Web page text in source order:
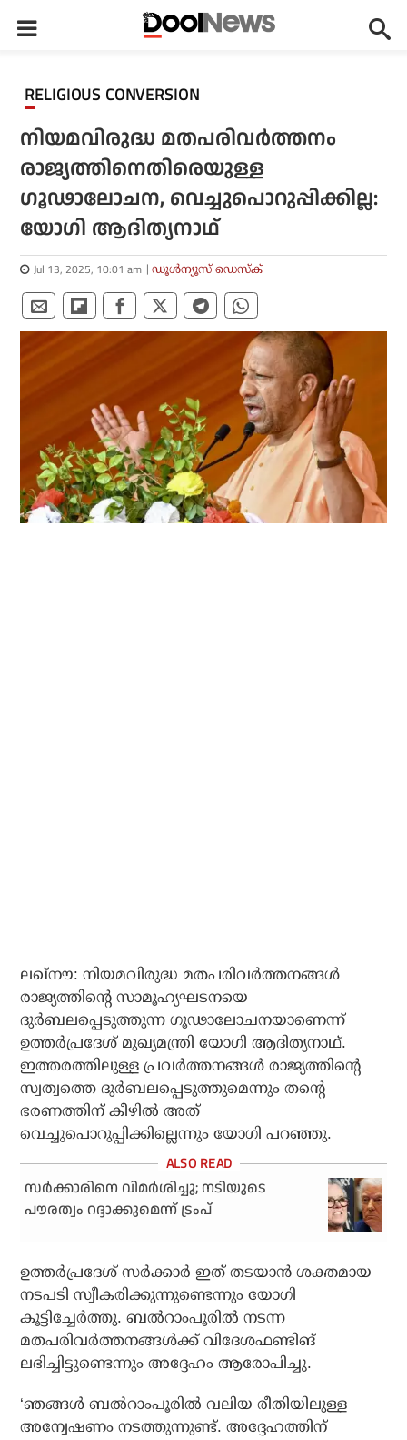
RELIGIOUS CONVERSION
നിയമവിരുദ്ധ മതപരിവര്‍ത്തനം
രാജ്യത്തിനെതിരെയുള്ള
ഗൂഢാലോചന, വെച്ചുപൊറുപ്പിക്കില്ല:
യോഗി ആദിത്യനാഥ്
Jul 13, 2025, 10:01 am ഡൂള്‍ന്യൂസ് ഡെസ്‌ക്
ലഖ്‌നൗ: നിയമവിരുദ്ധ മതപരിവര്‍ത്തനങ്ങള്‍
രാജ്യത്തിന്റെ സാമൂഹ്യഘടനയെ
ദുര്‍ബലപ്പെടുത്തുന്ന ഗൂഢാലോചനയാണെന്ന്
ഉത്തര്‍പ്രദേശ് മുഖ്യമന്ത്രി യോഗി ആദിത്യനാഥ്.
ഇത്തരത്തിലുള്ള പ്രവര്‍ത്തനങ്ങള്‍ രാജ്യത്തിന്റെ
സ്വത്വത്തെ ദുര്‍ബലപ്പെടുത്തുമെന്നും തന്റെ
ഭരണത്തിന് കീഴില്‍ അത്
വെച്ചുപൊറുപ്പിക്കില്ലെന്നും യോഗി പറഞ്ഞു.
സർക്കാരിനെ വിമർശിച്ചു; നടിയുടെ
പൗരത്വം റദ്ദാക്കുമെന്ന് ട്രംപ്
ഉത്തര്‍പ്രദേശ് സര്‍ക്കാര്‍ ഇത് തടയാന്‍ ശക്തമായ
നടപടി സ്വീകരിക്കുന്നുണ്ടെന്നും യോഗി
കൂട്ടിച്ചേര്‍ത്തു. ബല്‍റാംപൂരില്‍ നടന്ന
മതപരിവര്‍ത്തനങ്ങള്‍ക്ക് വിദേശഫണ്ടിങ്
ലഭിച്ചിട്ടുണ്ടെന്നും അദ്ദേഹം ആരോപിച്ചു.
‘ഞങ്ങള്‍ ബല്‍റാംപൂരില്‍ വലിയ രീതിയിലുള്ള
അന്വേഷണം നടത്തുന്നുണ്ട്. അദ്ദേഹത്തിന്